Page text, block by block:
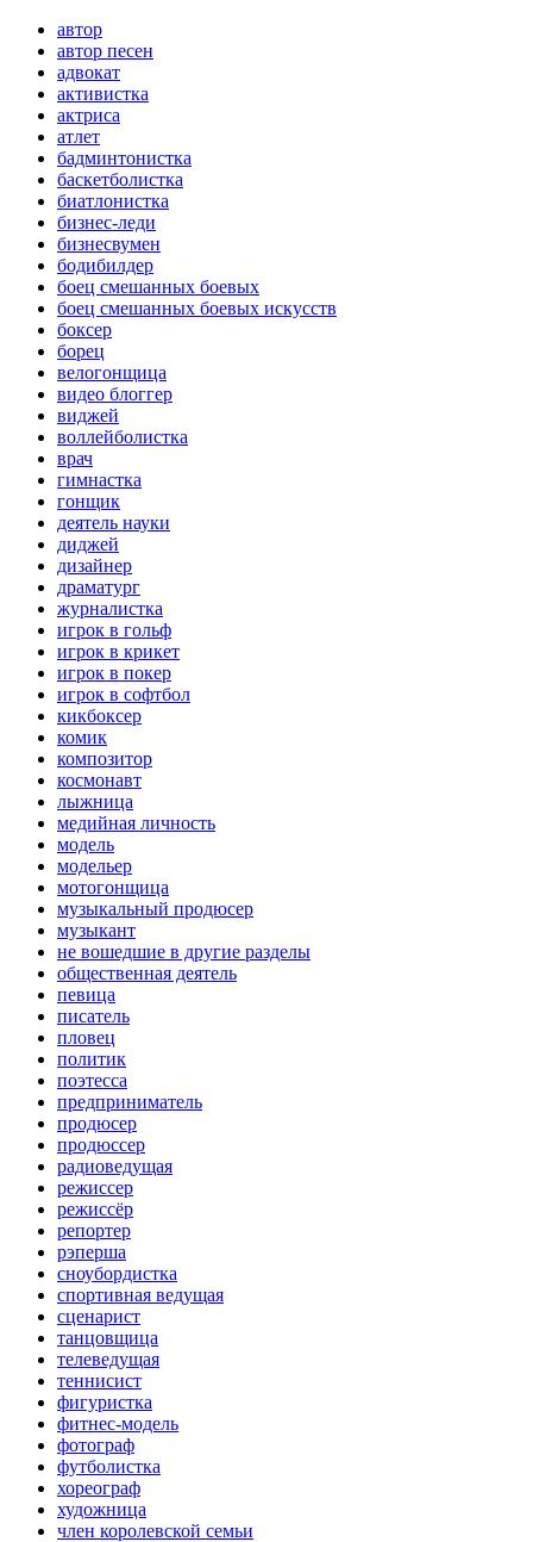
автор
автор песен
адвокат
активистка
актриса
атлет
бадминтонистка
баскетболистка
биатлонистка
бизнес-леди
бизнесвумен
бодибилдер
боец смешанных боевых
боец смешанных боевых искусств
боксер
борец
велогонщица
видео блоггер
виджей
воллейболистка
врач
гимнастка
гонщик
деятель науки
диджей
дизайнер
драматург
журналистка
игрок в гольф
игрок в крикет
игрок в покер
игрок в софтбол
кикбоксер
комик
композитор
космонавт
лыжница
медийная личность
модель
модельер
мотогонщица
музыкальный продюсер
музыкант
не вошедшие в другие разделы
общественная деятель
певица
писатель
пловец
политик
поэтесса
предприниматель
продюсер
продюссер
радиоведущая
режиссер
режиссёр
репортер
рэперша
сноубордистка
спортивная ведущая
сценарист
танцовщица
телеведущая
теннисист
фигуристка
фитнес-модель
фотограф
футболистка
хореограф
художница
член королевской семьи